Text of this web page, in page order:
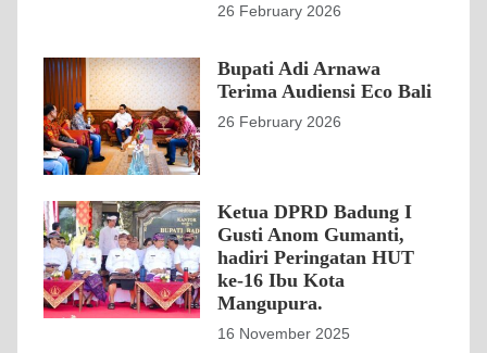
26 February 2026
Bupati Adi Arnawa
Terima Audiensi Eco Bali
26 February 2026
Ketua DPRD Badung I
Gusti Anom Gumanti,
hadiri Peringatan HUT
ke-16 Ibu Kota
Mangupura.
16 November 2025